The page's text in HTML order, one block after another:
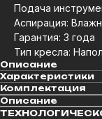
Подача
Аспирация:
Гарантия: 3 года
Тип кресла:
Описание
Характеристики
Комплектация
Описание